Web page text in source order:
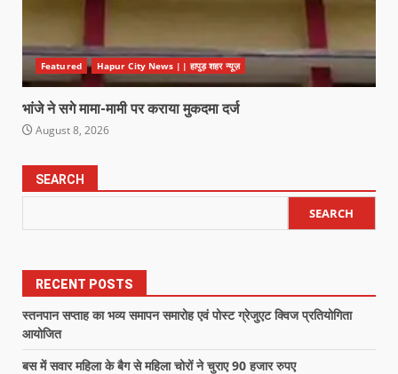
Featured Hapur City News || हापुड़ शहर न्यूज़
भांजे ने सगे मामा-मामी पर कराया मुकदमा दर्ज
August 8, 2026
SEARCH
SEARCH
RECENT POSTS
स्तनपान सप्ताह का भव्य समापन समारोह एवं पोस्ट ग्रेजुएट क्विज प्रतियोगिता
आयोजित
बस में सवार महिला के बैग से महिला चोरों ने चुराए 90 हजार रुपए